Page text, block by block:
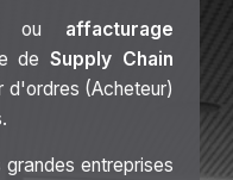
ou affacturage
deSupply Chain
d'ordres (Acheteur)
entreprises